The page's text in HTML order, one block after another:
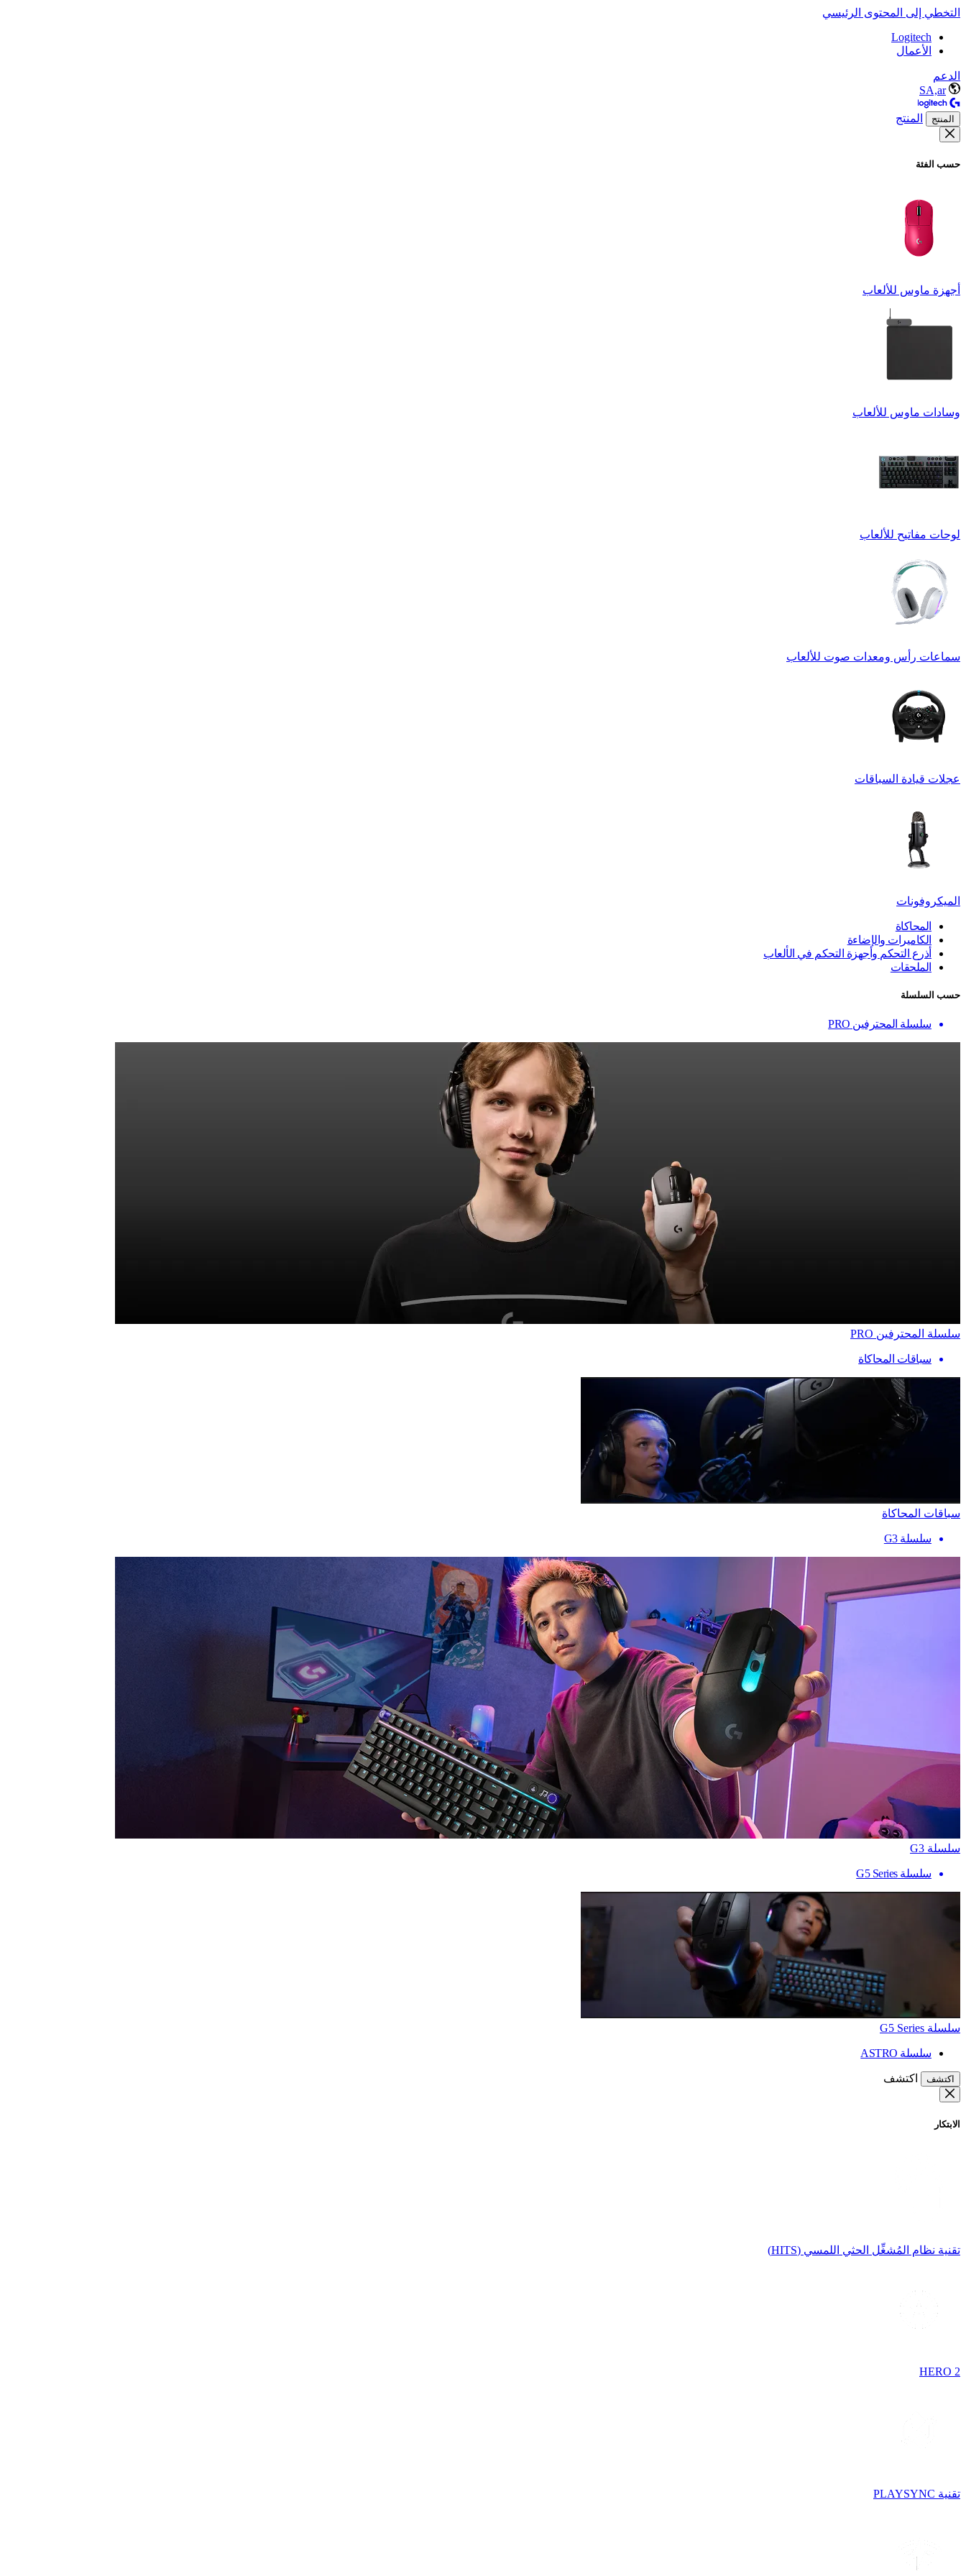
التخطي إلى المحتوى الرئيسي
Logitech
الأعمال
الدعم
SA,ar
المنتج المنتج
حسب الفئة
أجهزة ماوس للألعاب
وسادات ماوس للألعاب
لوحات مفاتيح للألعاب
سماعات رأس ومعدات صوت للألعاب
عجلات قيادة السباقات
الميكروفونات
المحاكاة
الكاميرات والإضاءة
أذرع التحكم وأجهزة التحكم في الألعاب
الملحقات
حسب السلسلة
سلسلة المحترفين PRO
سلسلة المحترفين PRO
سباقات المحاكاة
سباقات المحاكاة
سلسلة G3
سلسلة G3
سلسلة G5 Series
سلسلة G5 Series
سلسلة ASTRO
اكتشف اكتشف
الابتكار
تقنية نظام المُشغِّل الحثي اللمسي (HITS)
HERO 2
تقنية PLAYSYNC